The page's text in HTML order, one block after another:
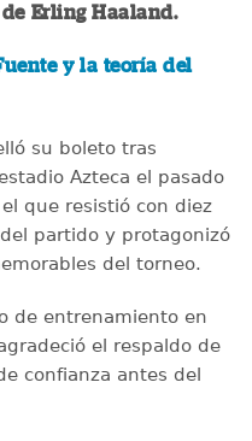
Erling Haaland.
y la teoría del
su boleto tras
Azteca el pasado
que resistió con diez
partido y protagonizó
del torneo.
de entrenamiento en
el respaldo de
confianza antes del